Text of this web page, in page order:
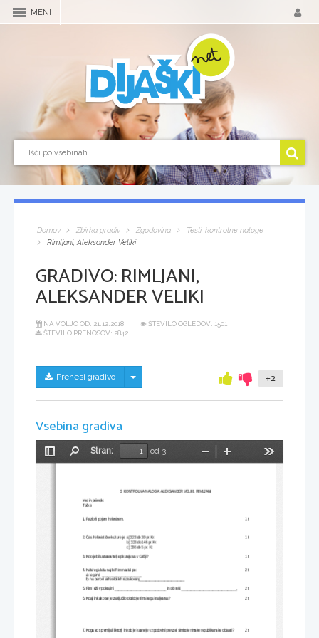
MENI
Domov Zbirka gradiv Zgodovina
Testi, kontrolne naloge
Rimljani, Aleksander Veliki
GRADIVO:RIMLJANI,
ALEKSANDER VELIKI
NA VOLJO OD: 21.12.2018
ŠTEVILO OGLEDOV: 1501
ŠTEVILO PRENOSOV: 2842
Prenesi gradivo Skrij/prikaži meni +2
Vsebina gradiva
Preklopi
Stran:
od 3
Pomanjšaj
3. KONTROLNA NALOGA: ALEKSANDER VELIKI, RIMLJANI
Ime in priimek:
Točke:
1. Razloži pojem helenizem.
       1 t
2. Čas helenistične kulture je: a) 323 do 30 pr. Kr.
       1 t
      b) 323 do 146 pr. Kr.
      c) 336 do 5 pr. Kr.
3. Kdo je bil ustanovitelj epikurejstva v Grčiji?
       1 t
4. Katerega leta naj bi Rim nastal po:
       2 t
    a) legendi ______________________
    b) na osnovi arheoloških raziskovanj ________________________
5. Rim leži v pokrajini ____________________________ in ob reki ______________________________.        2 t
6. Kdaj in kako se je zaključilo obdobje rimskega kraljestva?
       2 t
7. Koga so spremljali liktorji in kdo je kasneje v zgodovini prevzel simbole rimske republikanske oblasti?
       2 t